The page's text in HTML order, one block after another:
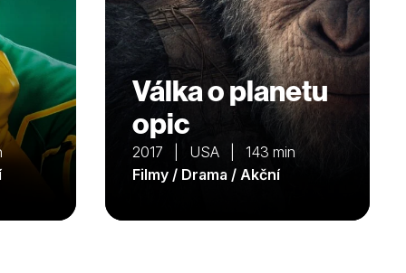
Válka o planetu
opic
2017 | USA | 143 min
Filmy / Drama / Akční